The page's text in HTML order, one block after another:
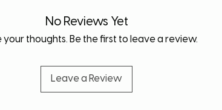
No Reviews Yet
your thoughts. Be the first to leave a review.
Leave a Review